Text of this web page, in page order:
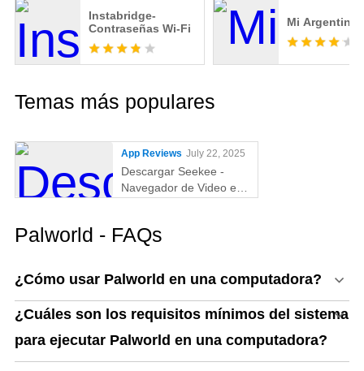
Instabridge-
Contraseñas Wi-Fi
Mi Argentina
Temas más populares
App Reviews July 22, 2025
Descargar Seekee -
Navegador de Video en
Palworld - FAQs
¿Cómo usar Palworld en una computadora?
¿Cuáles son los requisitos mínimos del sistema
para ejecutar Palworld en una computadora?